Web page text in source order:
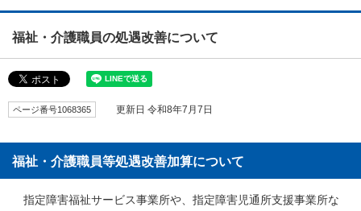
福祉・介護職員の処遇改善について
ページ番号1068365 更新日 令和8年7月7日
福祉・介護職員等処遇改善加算について
指定障害福祉サービス事業所や、指定障害児通所支援事業所な